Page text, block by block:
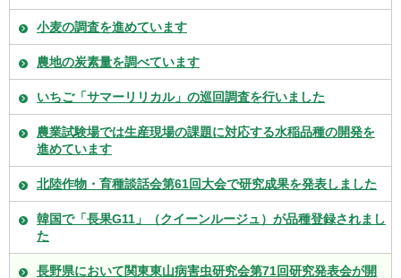
小麦の調査を進めています
農地の炭素量を調べています
いちご「サマーリリカル」の巡回調査を行いました
農業試験場では生産現場の課題に対応する水稲品種の開発を
進めています
北陸作物・育種談話会第61回大会で研究成果を発表しました
韓国で「長果G11」（クイーンルージュ）が品種登録されまし
た
長野県において関東東山病害虫研究会第71回研究発表会が開